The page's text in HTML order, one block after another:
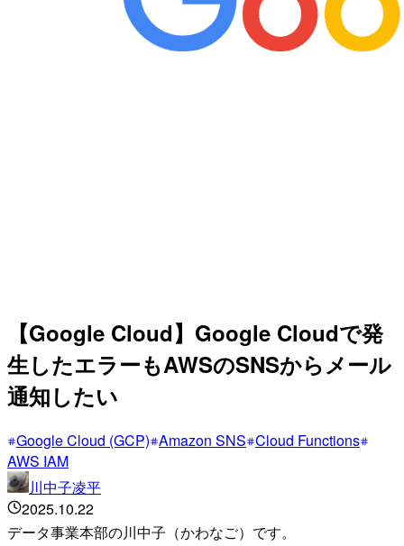
【Google Cloud】Google Cloudで発
生したエラーもAWSのSNSからメール
通知したい
Google Cloud (GCP) Amazon SNS Cloud Functions
AWS IAM
川中子凌平
2025.10.22
データ事業本部の川中子（かわなご）です。